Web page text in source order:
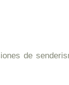
de